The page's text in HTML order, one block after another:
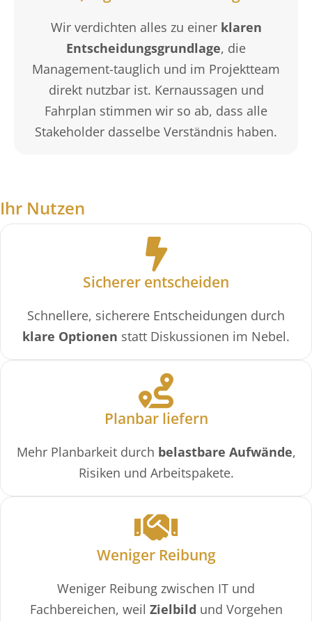
Wir verdichten alles zu einer klaren
Entscheidungsgrundlage, die
Management-tauglich und im Projektteam
direkt nutzbar ist. Kernaussagen und
Fahrplan stimmen wir so ab, dass alle
Stakeholder dasselbe Verständnis haben.
Ihr Nutzen
Sicherer entscheiden
Schnellere, sicherere Entscheidungen durch
klare Optionen statt Diskussionen im Nebel.
Planbar liefern
Mehr Planbarkeit durch belastbare Aufwände,
Risiken und Arbeitspakete.
Weniger Reibung
Weniger Reibung zwischen IT und
Fachbereichen, weil Zielbild und Vorgehen